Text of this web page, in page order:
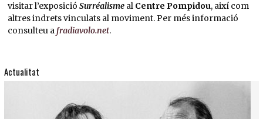
visitar l’exposició Surréalismeal Centre Pompidou, així com
altres indrets vinculats al moviment. Per més informació
consulteu afradiavolo.net.
Actualitat